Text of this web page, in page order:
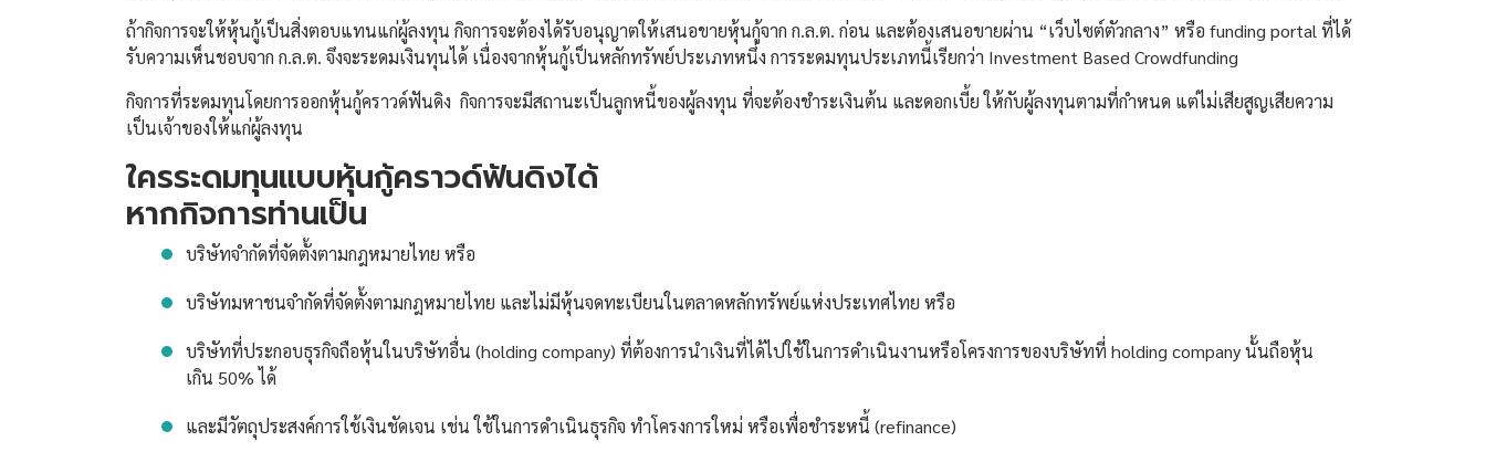
ถ้ากิจการจะให้หุ้นกู้เป็นสิ่งตอบแทนแก่ผู้ลงทุน กิจการจะต้องได้รับอนุญาตให้เสนอขายหุ้นกู้จาก ก.ล.ต. ก่อน และต้องเสนอขายผ่าน “เว็บไซต์ตัวกลาง” หรือ funding portal ที่ได้
รับความเห็นชอบจาก ก.ล.ต. จึงจะระดมเงินทุนได้ เนื่องจากหุ้นกู้เป็นหลักทรัพย์ประเภทหนึ่ง การระดมทุนประเภทนี้เรียกว่า Investment Based Crowdfunding
กิจการที่ระดมทุนโดยการออกหุ้นกู้คราวด์ฟันดิง กิจการจะมีสถานะเป็นลูกหนี้ของผู้ลงทุน ที่จะต้องชำระเงินต้น และดอกเบี้ย ให้กับผู้ลงทุนตามที่กำหนด แต่ไม่เสียสูญเสียความ
เป็นเจ้าของให้แก่ผู้ลงทุน
ใครระดมทุนแบบหุ้นกู้คราวด์ฟันดิงได้
หากกิจการท่านเป็น
บริษัทจำกัดที่จัดตั้งตามกฎหมายไทย หรือ
บริษัทมหาชนจำกัดที่จัดตั้งตามกฎหมายไทย และไม่มีหุ้นจดทะเบียนในตลาดหลักทรัพย์แห่งประเทศไทย หรือ
บริษัทที่ประกอบธุรกิจถือหุ้นในบริษัทอื่น (holding company) ที่ต้องการนำเงินที่ได้ไปใช้ในการดำเนินงานหรือโครงการของบริษัทที่ holding company นั้นถือหุ้น
เกิน 50% ได้
และมีวัตถุประสงค์การใช้เงินชัดเจน เช่น ใช้ในการดำเนินธุรกิจ ทำโครงการใหม่ หรือเพื่อชำระหนี้ (refinance)